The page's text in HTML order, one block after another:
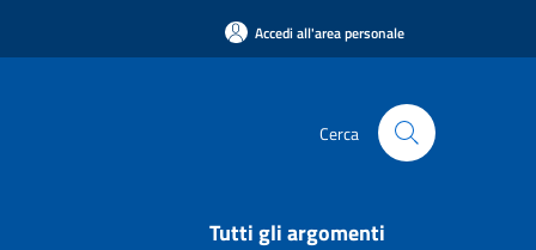
Accedi all'area personale
Cerca
Tutti gli argomenti